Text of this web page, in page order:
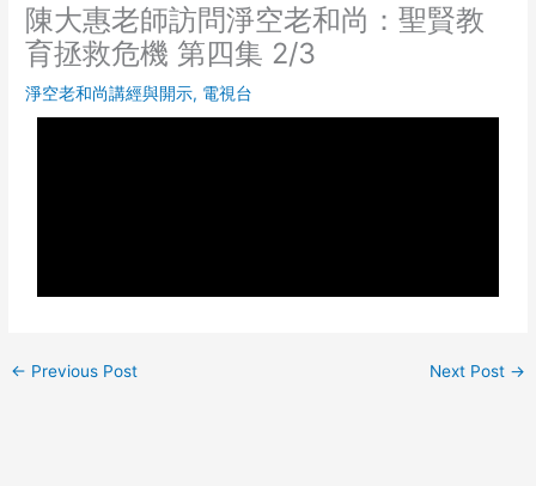
陳大惠老師訪問淨空老和尚：聖賢教
育拯救危機 第四集 2/3
淨空老和尚講經與開示, 電視台
← Previous Post Next Post →